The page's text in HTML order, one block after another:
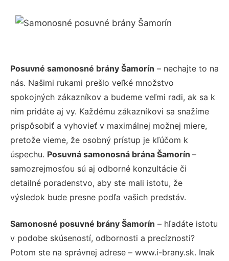
Posuvné samonosné brány Šamorín – nechajte to na
nás. Našimi rukami prešlo veľké množstvo
spokojných zákazníkov a budeme veľmi radi, ak sa k
nim pridáte aj vy. Každému zákazníkovi sa snažíme
prispôsobiť a vyhovieť v maximálnej možnej miere,
pretože vieme, že osobný prístup je kľúčom k
úspechu. Posuvná samonosná brána Šamorín –
samozrejmosťou sú aj odborné konzultácie či
detailné poradenstvo, aby ste mali istotu, že
výsledok bude presne podľa vašich predstáv.
Samonosné posuvné brány Šamorín – hľadáte istotu
v podobe skúseností, odbornosti a precíznosti?
Potom ste na správnej adrese – www.i-brany.sk. Inak